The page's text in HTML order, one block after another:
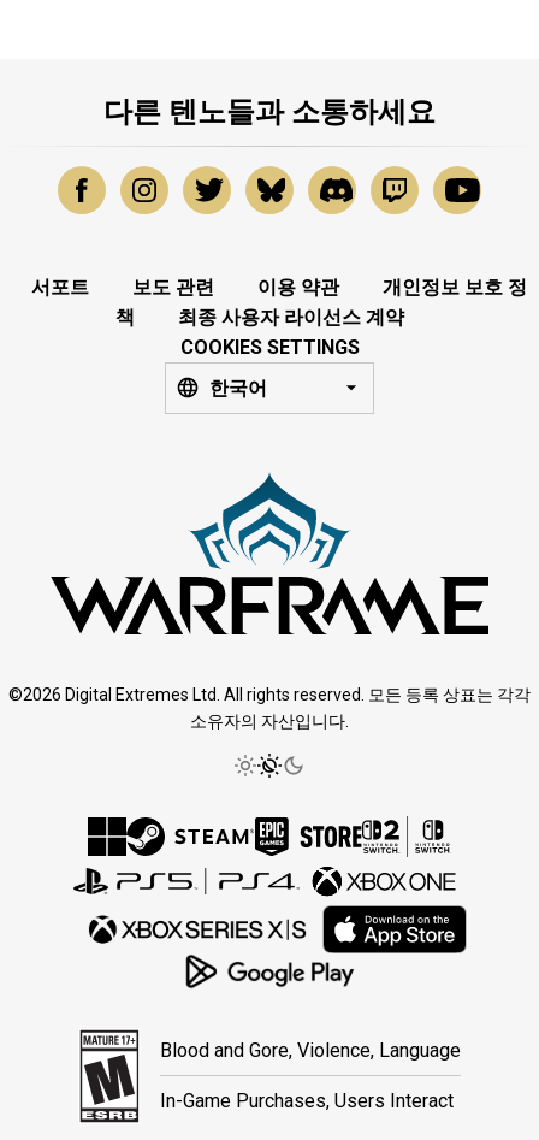
다른 텐노들과 소통하세요
서포트 보도 관련 이용 약관
개인정보 보호 정
책
최종 사용자 라이선스 계약
COOKIES SETTINGS
한국어
©2026 Digital Extremes Ltd. All rights reserved. 모든 등록 상표는 각각
소유자의 자산입니다.
Blood and Gore, Violence, Language
In-Game Purchases, Users Interact